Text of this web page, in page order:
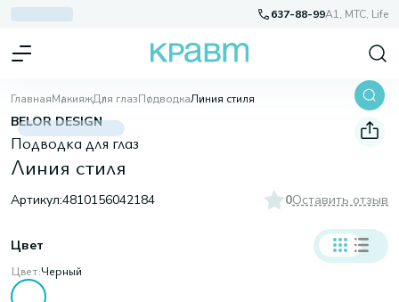
637-88-99A1, МТС, Life
ГлавнаяМакияжДля глазПодводкаЛиния стиля
BELOR DESIGN
Подводка для глаз
Линия стиля
Артикул:4810156042184 0Оставить отзыв
Цвет
Цвет:Черный